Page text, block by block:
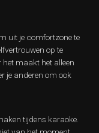
uit je comfortzone te
op te
maakt het alleen
je anderen om ook
tijdens karaoke.